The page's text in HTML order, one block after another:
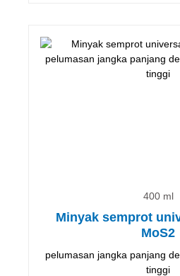
400 ml
Minyak semprot
MoS2
pelumasan jangka panjang
tinggi